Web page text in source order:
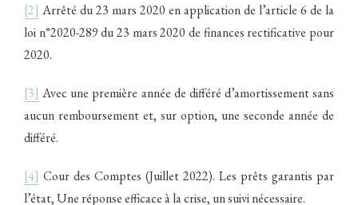
[2] Arrêté du 23 mars 2020 en application de l’article 6 de la
loi n°2020-289 du 23 mars 2020 de finances rectificative pour
2020.
[3] Avec une première année de différé d’amortissement sans
aucun remboursement et, sur option, une seconde année de
différé.
[4] Cour des Comptes (Juillet 2022). Les prêts garantis par
l’état, Une réponse efficace à la crise, un suivi nécessaire.